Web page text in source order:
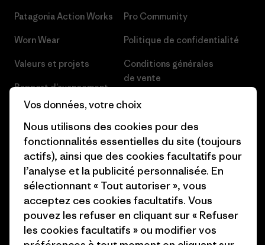
Patagonia Action Works
Worn Wear
Valeurs et projets
Rapport d’avancement
Business Unusual
Objectifs climatiques
1% For The Planet
Comment nous finançons
Cartes cadeaux
Nos magasins
Pro Community
Politique de confidentialité
Conditions générales
de vente
Préférences de cookie
Carrières
Presse et media
Industry program
Programme d’affiliation
Patagonia Suisse Plan du site
Vos données, votre choix
Nous utilisons des cookies pour des
fonctionnalités essentielles du site (toujours
actifs), ainsi que des cookies facultatifs pour
l’analyse et la publicité personnalisée. En
sélectionnant « Tout autoriser », vous
acceptez ces cookies facultatifs. Vous
pouvez les refuser en cliquant sur « Refuser
les cookies facultatifs » ou modifier vos